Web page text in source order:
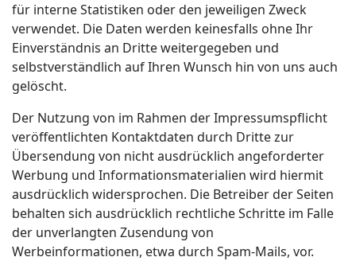
für interne Statistiken oder den jeweiligen Zweck
verwendet. Die Daten werden keinesfalls ohne Ihr
Einverständnis an Dritte weitergegeben und
selbstverständlich auf Ihren Wunsch hin von uns auch
gelöscht.
Der Nutzung von im Rahmen der Impressumspflicht
veröffentlichten Kontaktdaten durch Dritte zur
Übersendung von nicht ausdrücklich angeforderter
Werbung und Informationsmaterialien wird hiermit
ausdrücklich widersprochen. Die Betreiber der Seiten
behalten sich ausdrücklich rechtliche Schritte im Falle
der unverlangten Zusendung von
Werbeinformationen, etwa durch Spam-Mails, vor.